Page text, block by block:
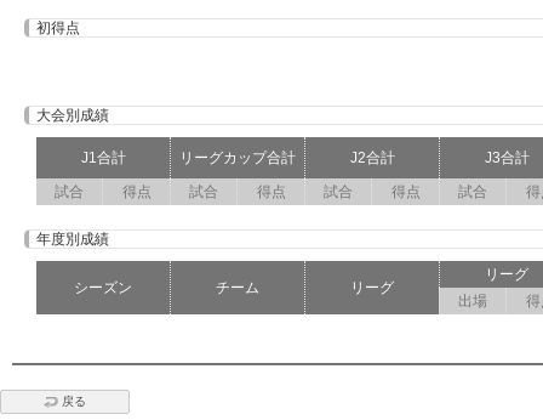
初得点
大会別成績
J1合計 リーグカップ合計 J2合計
J3合計
試合
得点 試合 得点 試合 得点 試合 得
年度別成績
シーズン チーム リーグ
リーグ
出場
得
戻る